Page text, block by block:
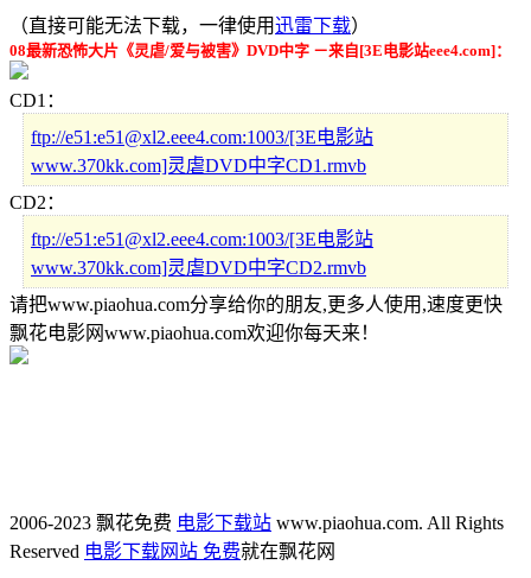
（直接可能无法下载，一律使用迅雷下载）
08最新恐怖大片《灵虐/爱与被害》DVD中字 －来自[3E电影站eee4.com]：
CD1：
ftp://e51:e51@xl2.eee4.com:1003/[3E电影站
www.370kk.com]灵虐DVD中字CD1.rmvb
CD2：
ftp://e51:e51@xl2.eee4.com:1003/[3E电影站
www.370kk.com]灵虐DVD中字CD2.rmvb
请把www.piaohua.com分享给你的朋友,更多人使用,速度更快
飘花电影网www.piaohua.com欢迎你每天来！
2006-2023 飘花免费 电影下载站 www.piaohua.com. All Rights
Reserved 电影下载网站 免费就在飘花网